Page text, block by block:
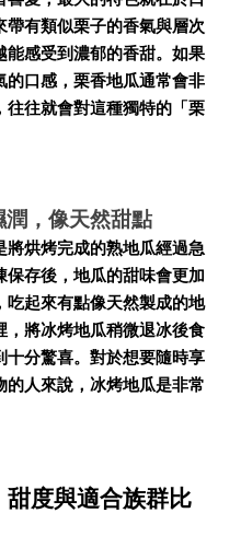
有類似栗子的香氣與層次
感受到濃郁的香甜。如果
口感，栗香地瓜通常會非
往就會對這種獨特的「栗
，像天然甜點
烘烤完成的熟地瓜經過急
存後，地瓜的甜味會更加
起來有點像天然製成的地
，將冰烤地瓜稍微退冰後食
十分驚喜。對於想要隨時享
人來說，冰烤地瓜是非常
度與適合族群比